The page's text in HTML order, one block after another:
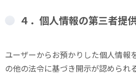
４．個人情報の第三者提
ユーザーからお預かりした個人情報
の他の法令に基づき開示が認められ